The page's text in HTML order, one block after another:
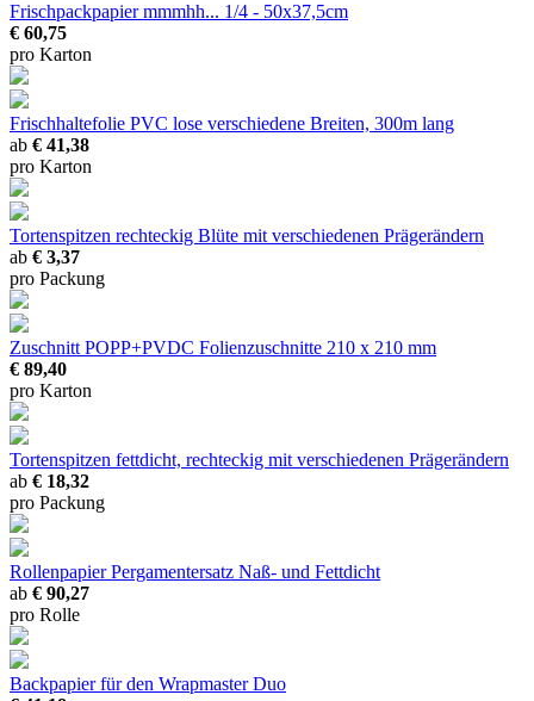
Frischpackpapier mmmhh... 1/4 - 50x37,5cm
€ 60,75
pro Karton
Frischhaltefolie PVC lose verschiedene Breiten, 300m lang
ab € 41,38
pro Karton
Tortenspitzen rechteckig Blüte mit verschiedenen Prägerändern
ab € 3,37
pro Packung
Zuschnitt POPP+PVDC Folienzuschnitte 210 x 210 mm
€ 89,40
pro Karton
Tortenspitzen fettdicht, rechteckig mit verschiedenen Prägerändern
ab € 18,32
pro Packung
Rollenpapier Pergamentersatz Naß- und Fettdicht
ab € 90,27
pro Rolle
Backpapier für den Wrapmaster Duo